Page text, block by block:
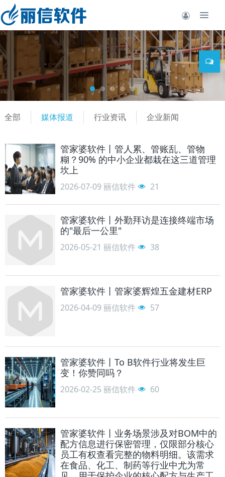
全部 媒体报道 行业资讯 企业新闻
管家婆软件丨管人累、管账乱、管物
糊？90% 的中小企业都栽在这三道管理
坎上
2026-07-09丽信软件 21
管家婆软件丨外勤拜访是连接终端市场
的"最后一公里"
2026-05-21 丽信软件 38
管家婆软件丨管家婆辉煌五金建材ERP
2026-04-09丽信软件 57
管家婆软件丨To B软件行业将发生巨
变！你赞同吗？
2026-02-25 丽信软件 60
管家婆软件丨业务场景涉及对BOM中的
配方信息进行保密管理，仅限部分核心
员工有权查看完整的物料明细。该需求
在食品、化工、制药等行业中尤为常